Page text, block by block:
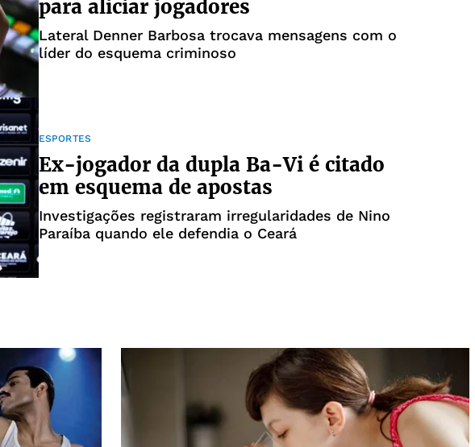
para aliciar jogadores
Lateral Denner Barbosa trocava mensagens com o
líder do esquema criminoso
ESPORTES
Ex-jogador da dupla Ba-Vi é citado
em esquema de apostas
Investigações registraram irregularidades de Nino
Paraíba quando ele defendia o Ceará